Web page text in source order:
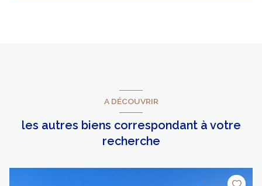
A DÉCOUVRIR
les autres biens correspondant à votre
recherche